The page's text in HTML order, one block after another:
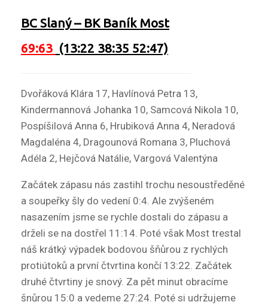
BC Slaný– BK Baník Most
69:63 (13:22 38:35 52:47)
Dvořáková Klára 17, Havlínová Petra 13,
Kindermannová Johanka 10, Samcová Nikola 10,
Pospíšilová Anna 6, Hrubiková Anna 4, Neradová
Magdaléna 4, Dragounová Romana 3, Pluchová
Adéla 2, Hejčová Natálie, Vargová Valentýna
Začátek zápasu nás zastihl trochu nesoustředěné
a soupeřky šly do vedení 0:4. Ale zvýšeném
nasazením jsme se rychle dostali do zápasu a
drželi se na dostřel 11:14. Poté však Most trestal
náš krátký výpadek bodovou šňůrou z rychlých
protiútoků a první čtvrtina končí 13:22. Začátek
druhé čtvrtiny je snový. Za pět minut obracíme
šnůrou 15:0 a vedeme 27:24. Poté si udržujeme